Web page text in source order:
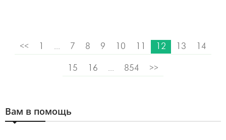
<< ... 7 8 9 10 12 13 14
15 16 ... 854 >>
Вам в помощь